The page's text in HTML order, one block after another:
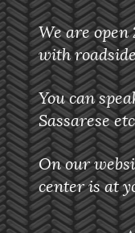
We are
with
You can
Sassarese
On our
center is at